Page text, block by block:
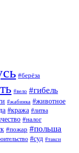
#берёза
#вело #гибель
#жабинка #животное
#кража #литва
#налог
#пожар #польша
#суд #такси